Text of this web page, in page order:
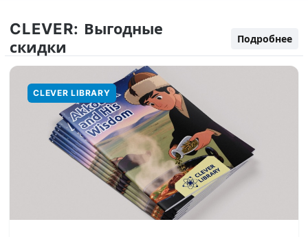
CLEVER: Выгодные
скидки
Подробнее
CLEVER LIBRARY